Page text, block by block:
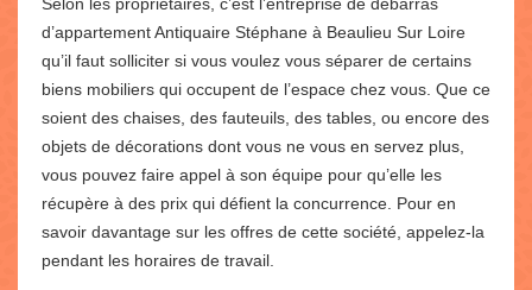
d’appartement Antiquaire Stéphane à Beaulieu Sur Loire
qu’il faut solliciter si vous voulez vous séparer de certains
biens mobiliers qui occupent de l’espace chez vous. Que ce
soient des chaises, des fauteuils, des tables, ou encore des
objets de décorations dont vous ne vous en servez plus,
vous pouvez faire appel à son équipe pour qu’elle les
récupère à des prix qui défient la concurrence. Pour en
savoir davantage sur les offres de cette société, appelez-la
pendant les horaires de travail.